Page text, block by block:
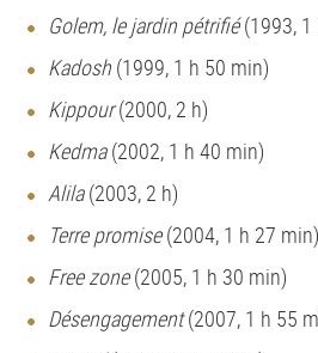
Golem, le jardin pétrifié(1993,
Kadosh (1999, 1 h 50 min)
Kippour(2000, 2 h)
Kedma(2002, 1 h 40 min)
Alila(2003, 2 h)
Terre promise(2004, 1 h 27 min)
Free zone(2005, 1 h 30 min)
Désengagement(2007, 1 h 55